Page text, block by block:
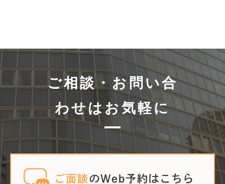
ご相談・お問い合
わせはお気軽に